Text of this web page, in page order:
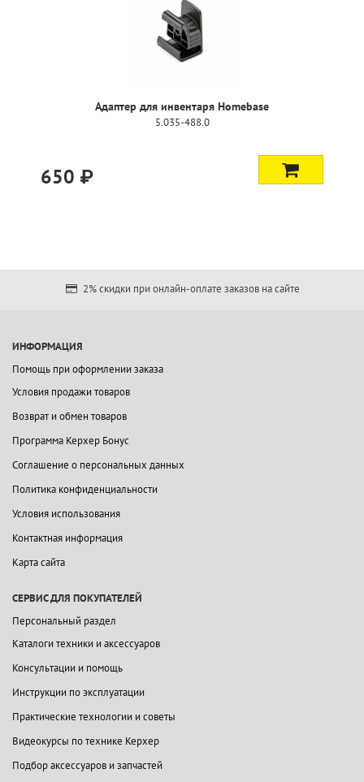
Адаптер для инвентаря Homebase
5.035-488.0
650 ₽
2% скидки при онлайн-оплате заказов на сайте
ИНФОРМАЦИЯ
Помощь при оформлении заказа
Условия продажи товаров
Возврат и обмен товаров
Программа Керхер Бонус
Соглашение о персональных данных
Политика конфиденциальности
Условия использования
Контактная информация
Карта сайта
СЕРВИС ДЛЯ ПОКУПАТЕЛЕЙ
Персональный раздел
Каталоги техники и аксессуаров
Консультации и помощь
Инструкции по эксплуатации
Практические технологии и советы
Видеокурсы по технике Керхер
Подбор аксессуаров и запчастей